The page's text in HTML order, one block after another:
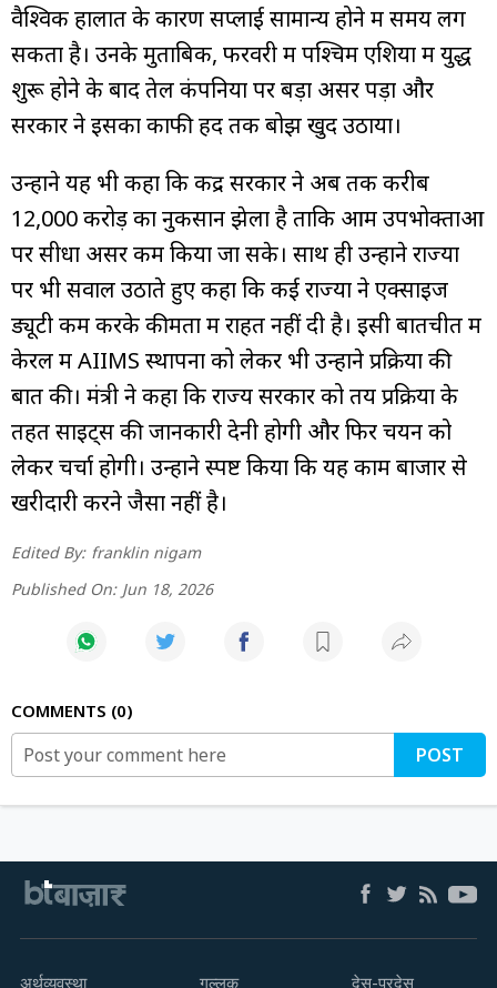
वैश्विक हालात के कारण सप्लाई सामान्य होने में समय लग
सकता है। उनके मुताबिक, फरवरी में पश्चिम एशिया में युद्ध
शुरू होने के बाद तेल कंपनियों पर बड़ा असर पड़ा और
सरकार ने इसका काफी हद तक बोझ खुद उठाया।
उन्होंने यह भी कहा कि केंद्र सरकार ने अब तक करीब
₹12,000 करोड़ का नुकसान झेला है ताकि आम उपभोक्ताओं
पर सीधा असर कम किया जा सके। साथ ही उन्होंने राज्यों
पर भी सवाल उठाते हुए कहा कि कई राज्यों ने एक्साइज
ड्यूटी कम करके कीमतों में राहत नहीं दी है। इसी बातचीत में
केरल में AIIMS स्थापना को लेकर भी उन्होंने प्रक्रिया की
बात की। मंत्री ने कहा कि राज्य सरकार को तय प्रक्रिया के
तहत साइट्स की जानकारी देनी होगी और फिर चयन को
लेकर चर्चा होगी। उन्होंने स्पष्ट किया कि यह काम बाजार से
खरीदारी करने जैसा नहीं है।
Edited By: franklin nigam
Published On: Jun 18, 2026
COMMENTS 0
POST
अर्थव्यवस्था गुल्लक देस-परदेस